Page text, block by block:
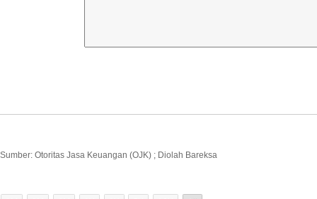
Sumber: Otoritas Jasa Keuangan (OJK) ; Diolah Bareksa